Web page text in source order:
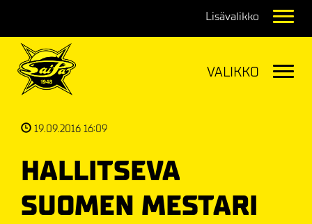
19.09.2016 16:09
HALLITSEVA
SUOMEN MESTARI